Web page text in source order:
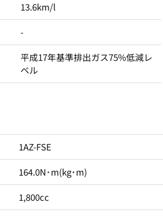
13.6km/l
-
平成17年基準排出ガス75%低減レ
ベル
1AZ-FSE
164.0N･m(kg･m)
1,800cc